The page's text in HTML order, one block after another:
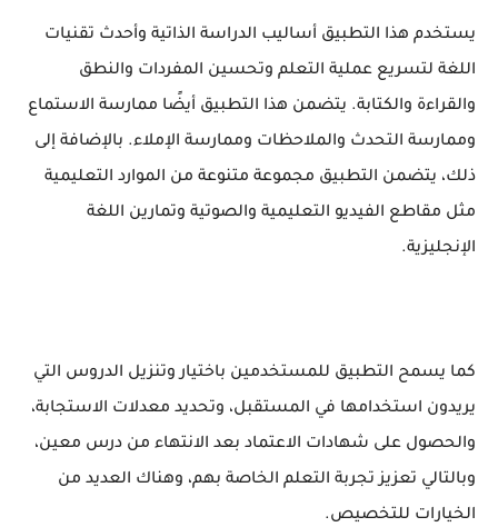
يستخدم هذا التطبيق أساليب الدراسة الذاتية وأحدث تقنيات
اللغة لتسريع عملية التعلم وتحسين المفردات والنطق
والقراءة والكتابة. يتضمن هذا التطبيق أيضًا ممارسة الاستماع
وممارسة التحدث والملاحظات وممارسة الإملاء. بالإضافة إلى
ذلك، يتضمن التطبيق مجموعة متنوعة من الموارد التعليمية
مثل مقاطع الفيديو التعليمية والصوتية وتمارين اللغة
الإنجليزية.
كما يسمح التطبيق للمستخدمين باختيار وتنزيل الدروس التي
يريدون استخدامها في المستقبل، وتحديد معدلات الاستجابة،
والحصول على شهادات الاعتماد بعد الانتهاء من درس معين،
وبالتالي تعزيز تجربة التعلم الخاصة بهم، وهناك العديد من
الخيارات للتخصيص.